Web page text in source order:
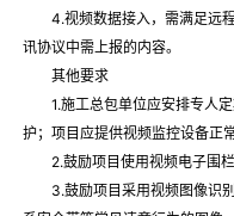
4.视频数据接入，需满足远程
讯协议中需上报的内容。
其他要求
1.施工总包单位应安排专人定
护；项目应提供视频监控设备正
2.鼓励项目使用视频电子围栏
3.鼓励项目采用视频图像识别